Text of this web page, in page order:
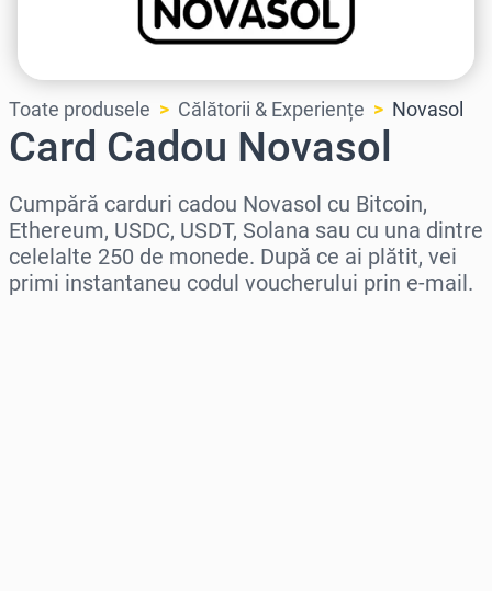
Toate produsele Călătorii & Experiențe Novasol
Card Cadou Novasol
Cumpără carduri cadou Novasol cu Bitcoin,
Ethereum, USDC, USDT, Solana sau cu una dintre
celelalte 250 de monede. După ce ai plătit, vei
primi instantaneu codul voucherului prin e-mail.